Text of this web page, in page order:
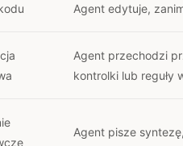
Agent edytuje,
Agent przechodzi
kontrolki lub reguły
Agent pisze